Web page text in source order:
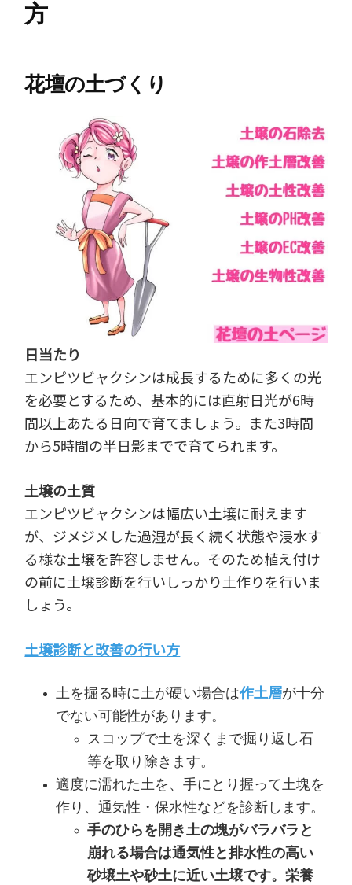
方
花壇の土づくり
日当たり
エンピツビャクシンは成長するために多くの光
を必要とするため、基本的には直射日光が6時
間以上あたる日向で育てましょう。また3時間
から5時間の半日影までで育てられます。
土壌の土質
エンピツビャクシンは幅広い土壌に耐えます
が、ジメジメした過湿が長く続く状態や浸水す
る様な土壌を許容しません。そのため植え付け
の前に土壌診断を行いしっかり土作りを行いま
しょう。
土壌診断と改善の行い方
土を掘る時に土が硬い場合は作土層が十分
でない可能性があります。
スコップで土を深くまで掘り返し石
等を取り除きます。
適度に濡れた土を、手にとり握って土塊を
作り、通気性・保水性などを診断します。
手のひらを開き土の塊がバラバラと
崩れる場合は通気性と排水性の高い
砂壌土や砂土に近い土壌です。栄養